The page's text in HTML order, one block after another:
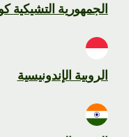
الجمهورية التشيكية
الروبية الإندونيسية